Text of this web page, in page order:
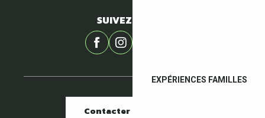
EXPÉRIENCES FAMILLES
SUIVEZ-NOUS !
Contacter nos offices